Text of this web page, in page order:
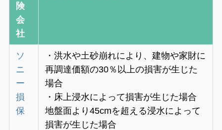
険
会
社
ソ
ニ
ー
損
保
・洪水や土砂崩れにより、建物や家財に
再調達価額の30％以上の損害が生じた
場合
・床上浸水によって損害が生じた場合
地盤面より45cmを超える浸水によって
損害が生じた場合